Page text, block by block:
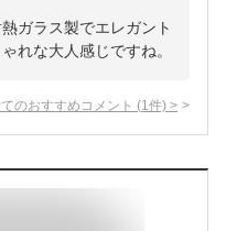
ガラス製でエレガント
れな大人感じですね。
のおすすめコメント (1 件) >